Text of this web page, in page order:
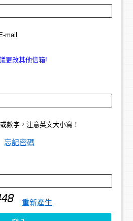
mail
更改其他信箱!
數字，注意英文大小寫！
忘記密碼
重新產生